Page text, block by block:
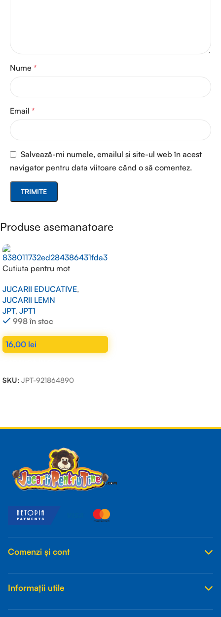
Nume *
Email *
Salvează-mi numele, emailul și site-ul web în acest
navigator pentru data viitoare când o să comentez.
Produse asemanatoare
Cutiuta pentru mot
JUCARII EDUCATIVE,
JUCARII LEMN
JPT, JPT1
998 în stoc
16,00 lei
SKU: JPT-921864890
Comenzi și cont
Informații utile